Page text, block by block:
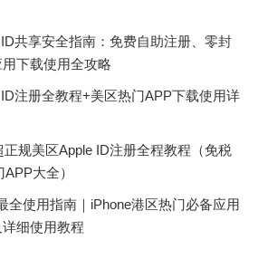
共享安全指南：免费自助注册、零封
下载使用全攻略
注册全教程+美区热门APP下载使用详
正规美区Apple ID注册全程教程（免税
大全）
全使用指南｜iPhone港区热门必备应用
细使用教程